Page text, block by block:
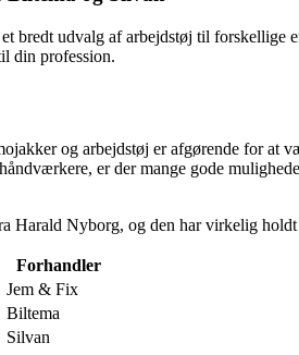
bredt udvalg af arbejdstøj til forskellige
din profession.
og arbejdstøj er afgørende for at
er der mange gode
Harald Nyborg, og den har virkelig
Forhandler
Jem & Fix
Biltema
Silvan